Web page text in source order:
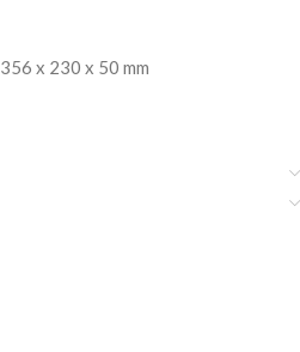
356 x 230 x 50 mm